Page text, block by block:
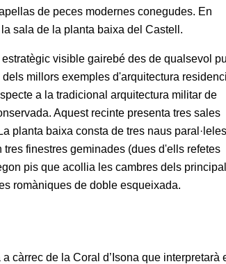
de peces modernes conegudes. En
sala de la planta baixa del Castell.
visible gairebé des de qualsevol
millors exemples d'arquitectura
a la tradicional arquitectura militar de
Aquest recinte presenta tres sales
planta baixa consta de tres naus
finestres geminades (dues d'ells refetes
pis que acollia les cambres dels
romàniques de doble esqueixada.
càrrec de la Coral d’Isona que interpretarà